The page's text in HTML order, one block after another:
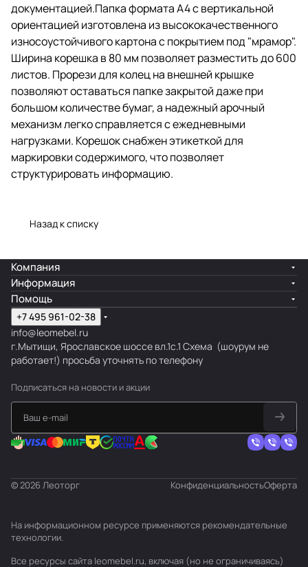
а надежный арочный механизм
легко справляется с
ежедневными нагрузками.
Корешок снабжен этикеткой для
маркировки содержимого, что
позволяет структурировать
информацию.
документацией.Папка формата А4 с вертикальной
ориентацией изготовлена из высококачественного
износоустойчивого картона с покрытием под "мрамор".
Ширина корешка в 80 мм позволяет разместить до 600
листов. Прорези для колец на внешней крышке
позволяют оставаться папке закрытой даже при
большом количестве бумаг, а надежный арочный
механизм легко справляется с ежедневными
нагрузками. Корешок снабжен этикеткой для
маркировки содержимого, что позволяет
структурировать информацию.
Назад к списку
Компания
Информация
Помощь
+7 495 961-02-38
info@leomebel.ru
г.Мытищи, Ярославское шоссе вл.1с.1 Схема (шоурум не
работает!) просьба уточнять по телефону
Подписаться на новости и акции
© 2026 Леоторг КонфиденциальностьОферта
На информационном ресурсе применяются рекомендательные
технологии.
Все ресурсы сайта leomebel.ru, включая (но не ограничиваясь)